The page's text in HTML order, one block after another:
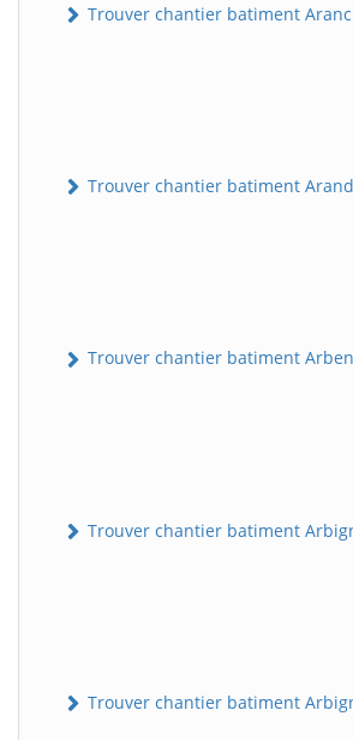
Trouver chantier batiment Aranc
Trouver chantier batiment
Trouver chantier batiment
Trouver chantier batiment
Trouver chantier batiment